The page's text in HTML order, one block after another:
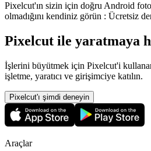
Pixelcut'ın sizin için doğru Android
olmadığını kendiniz görün : Ücretsiz
Pixelcut ile yaratmaya
İşlerini büyütmek için Pixelcut'i
işletme, yaratıcı ve girişimciye katılın.
Pixelcut'ı şimdi deneyin
Araçlar